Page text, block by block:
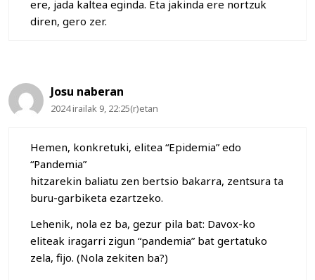
ere, jada kaltea eginda. Eta jakinda ere nortzuk
diren, gero zer.
Josu naberan
2024 irailak 9, 22:25(r)etan
Hemen, konkretuki, elitea “Epidemia” edo
“Pandemia”
hitzarekin baliatu zen bertsio bakarra, zentsura ta
buru-garbiketa ezartzeko.
Lehenik, nola ez ba, gezur pila bat: Davox-ko
eliteak iragarri zigun “pandemia” bat gertatuko
zela, fijo. (Nola zekiten ba?)